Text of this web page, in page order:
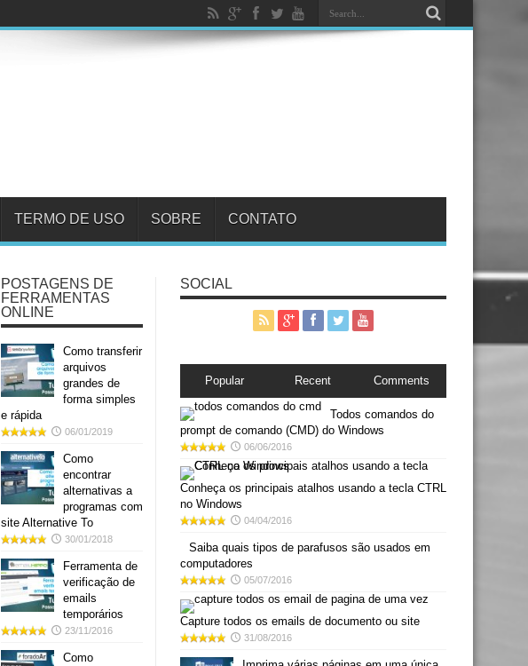
TERMO DE USO SOBRE CONTATO
POSTAGENS DE
FERRAMENTAS
ONLINE
Como transferir
arquivos
grandes de
forma simples
e rápida
06/01/2019
Como
encontrar
alternativas a
programas com
site Alternative To
30/01/2018
Ferramenta de
verificação de
emails
temporários
23/11/2016
Como
SOCIAL
Popular Recent Comments
Todos comandos do
prompt de comando (CMD) do Windows
06/06/2016
Conheça os principais atalhos usando a tecla CTRL
no Windows
04/04/2016
Saiba quais tipos de parafusos são usados em
computadores
05/07/2016
Capture todos os emails de documento ou site
31/08/2016